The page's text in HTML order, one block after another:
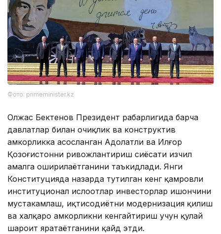
Фото: primeminister.kz
Олжас Бектенов Президент раҳбарлигида барча
давлатлар билан очиқлик ва конструктив
ҳамкорликка асосланган Адолатли ва Илғор
Қозоғистонни ривожлантириш сиёсати изчил
амалга оширилаётганини таъкидлади. Янги
Конституцияда назарда тутилган кенг қамровли
институционал ислоҳотлар инвесторлар ишончини
мустаҳкамлаш, иқтисодиётни модернизация қилиш
ва халқаро ҳамкорликни кенгайтириш учун қулай
шароит яратаётганини қайд этди.